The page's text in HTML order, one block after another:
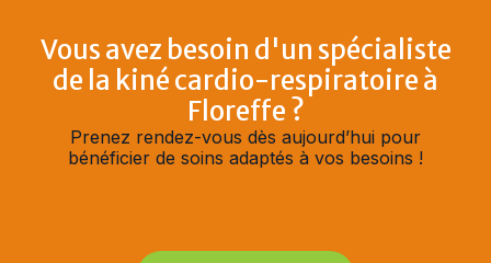
Vous avez besoin d'un spécialiste
de la kiné cardio-respiratoire à
Floreffe ?
Prenez rendez-vous dès aujourd’hui pour
bénéficier de soins adaptés à vos besoins !